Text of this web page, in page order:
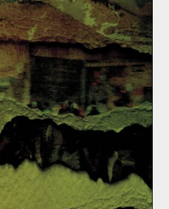
civilisations de Samuel
un des grands
: l’idée d’un monde à
Karl Haushofer, avec d’un
bloc européen-africain, un
d’Asie du Sud-Est. En
des quatre espaces
autre, ce qui diverge avec
qui la lutte entre les blocs
considéré comme